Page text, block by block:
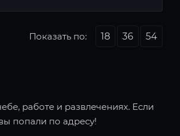
Показать по: 18 36 54
работе и развлечениях. Если
попали по адресу!